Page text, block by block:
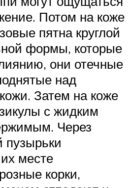
Потом на коже
пятна круглой
формы, которые
они отечные
над
Затем на коже
с жидким
Через
пузырьки
месте
корки,